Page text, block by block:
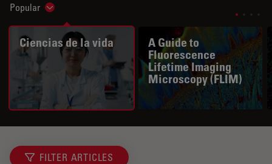
Popular Show subnavigation
Ciencias de la vida
A Guide to
Fluorescence
Lifetime Imaging
Microscopy (FLIM)
FILTER ARTICLES